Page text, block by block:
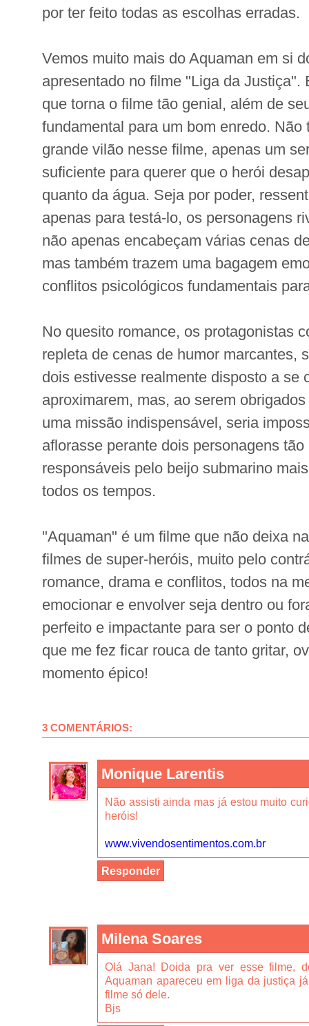
por ter feito todas as escolhas erradas.
Vemos muito mais do Aquaman em si
apresentado no filme "Liga da Justiça".
que torna o filme tão genial, além de
fundamental para um bom enredo. Não
grande vilão nesse filme, apenas um
suficiente para querer que o herói
quanto da água. Seja por poder,
apenas para testá-lo, os personagens
não apenas encabeçam várias cenas
mas também trazem uma bagagem
conflitos psicológicos fundamentais
No quesito romance, os protagonistas
repleta de cenas de humor marcantes,
dois estivesse realmente disposto a se
aproximarem, mas, ao serem
uma missão indispensável, seria
aflorasse perante dois personagens
responsáveis pelo beijo submarino
todos os tempos.
"Aquaman" é um filme que não deixa
filmes de super-heróis, muito pelo
romance, drama e conflitos, todos na
emocionar e envolver seja dentro ou
perfeito e impactante para ser o ponto
que me fez ficar rouca de tanto gritar,
momento épico!
3 COMENTÁRIOS:
Monique Larentis
Não assisti ainda mas já estou muito
heróis!
www.vivendosentimentos.com.br
Responder
Milena Soares
Olá Jana! Doida pra ver esse filme,
Aquaman apareceu em liga da justiça
filme só dele.
Bjs